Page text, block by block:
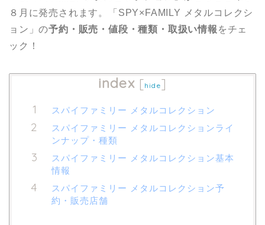
８月に発売されます。「SPY×FAMILY メタルコレクシ
ョン」の予約・販売・値段・種類・取扱い情報 をチェ
ック！
index [hide]
スパイファミリー メタルコレクション
スパイファミリー メタルコレクションライ
ンナップ・種類
スパイファミリー メタルコレクション基本
情報
スパイファミリー メタルコレクション予
約・販売店舗